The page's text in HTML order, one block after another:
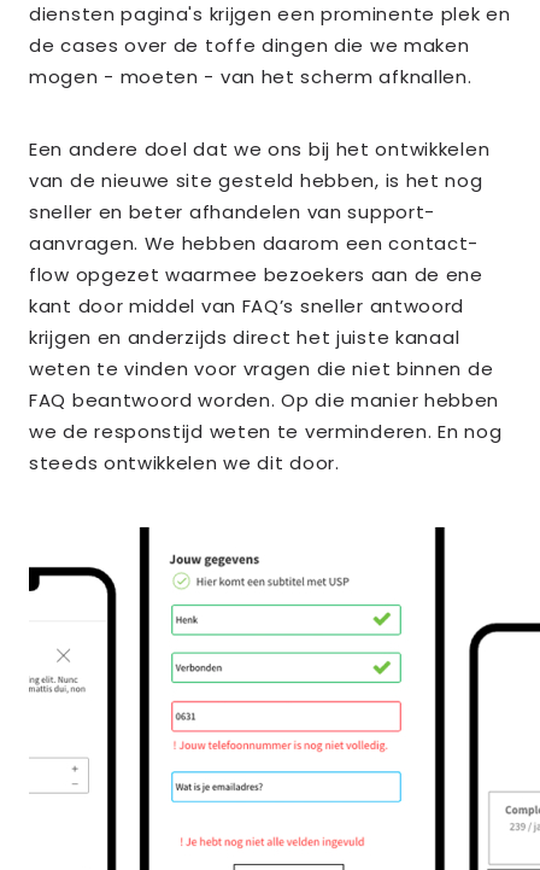
diensten pagina's krijgen een prominente plek en
de cases over de toffe dingen die we maken
mogen - moeten - van het scherm afknallen.
Een andere doel dat we ons bij het ontwikkelen
van de nieuwe site gesteld hebben, is het nog
sneller en beter afhandelen van support-
aanvragen. We hebben daarom een contact-
flow opgezet waarmee bezoekers aan de ene
kant door middel van FAQ’s sneller antwoord
krijgen en anderzijds direct het juiste kanaal
weten te vinden voor vragen die niet binnen de
FAQ beantwoord worden. Op die manier hebben
we de responstijd weten te verminderen. En nog
steeds ontwikkelen we dit door.